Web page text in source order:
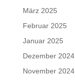
März 2025
Februar 2025
Januar 2025
Dezember 2024
November 2024